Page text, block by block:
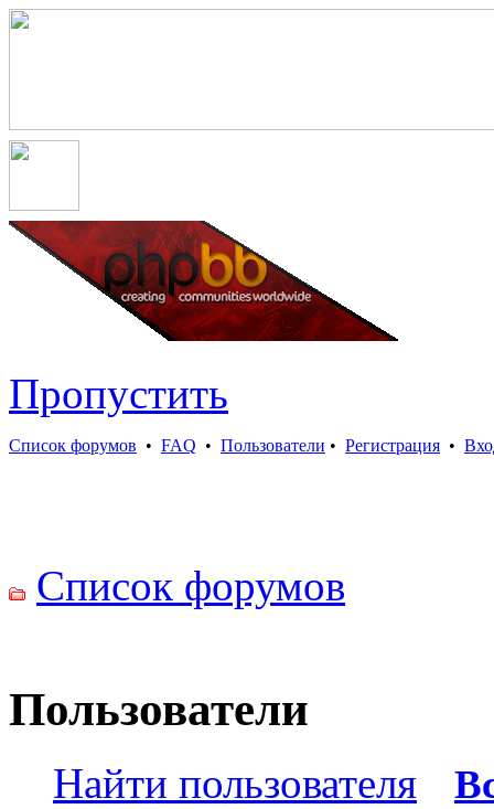
Пропустить
Список форумов • FAQ • Пользователи • Регистрация •
Список форумов
Пользователи
Найти пользователя